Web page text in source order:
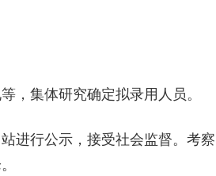
，集体研究确定拟录用人员。
进行公示，接受社会监督。考察